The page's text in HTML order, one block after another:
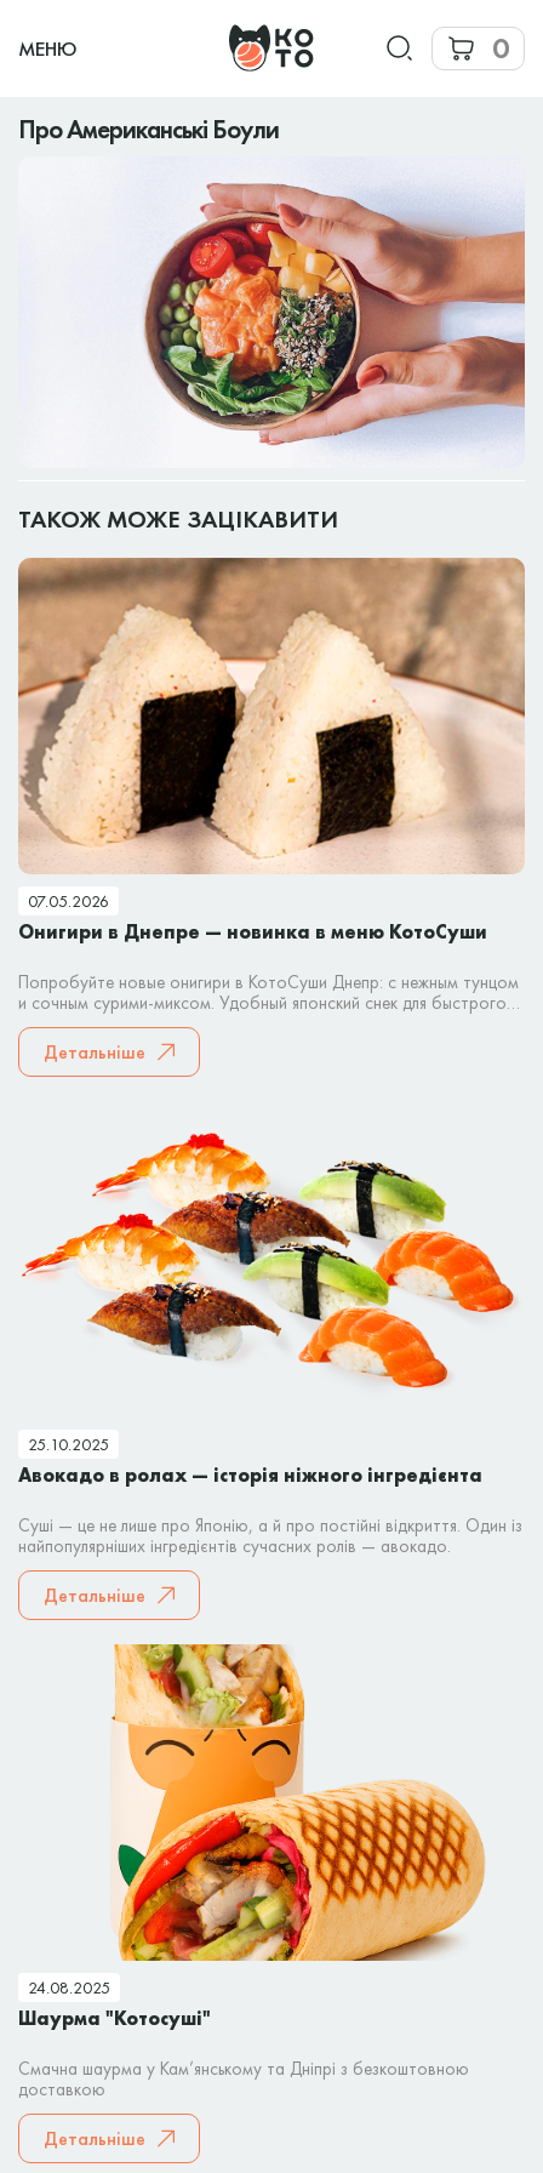
МЕНЮ 0
Про Американські Боули
ТАКОЖ МОЖЕ ЗАЦІКАВИТИ
07.05.2026
Онигири в Днепре — новинка в меню КотоСуши
Попробуйте новые онигири в КотоСуши Днепр: с нежным тунцом
и сочным сурими-миксом. Удобный японский снек для быстрого
перекуса или заказа домой.
Детальніше
25.10.2025
Авокадо в ролах — історія ніжного інгредієнта
Суші — це не лише про Японію, а й про постійні відкриття. Один із
найпопулярніших інгредієнтів сучасних ролів — авокадо.
Детальніше
24.08.2025
Шаурма "Котосуші"
Смачна шаурма у Кам’янському та Дніпрі з безкоштовною
доставкою
Детальніше